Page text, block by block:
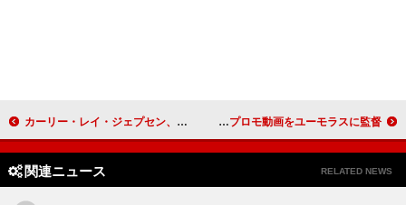
カーリー・レイ・ジェプセン、『エモーション』10周年記念ファン・イベント開催 テイラー・スウィフト、ニューAL『ザ・ライフ・オブ・ア・ショーガール』プロモ動画をユーモラスに監督
関連ニュース RELATED NEWS